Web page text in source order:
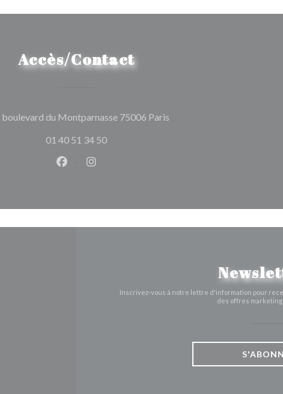
Accès/Contact
boulevard du Montparnasse 75006 Paris((ouvre une nouvelle fenêtre))
01 40 51 34 50
Facebook ((ouvre une nouvelle fenêtre))
Instagram ((ouvre une nouvelle fenêtre))
Inscrivez-vous à notre lettre d'information pour
des offres marketing